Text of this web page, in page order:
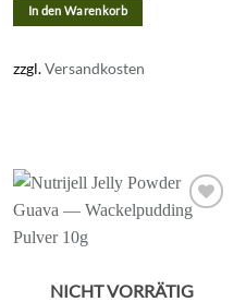
In den Warenkorb
zzgl.Versandkosten
Zur
NICHT VORRÄTIG